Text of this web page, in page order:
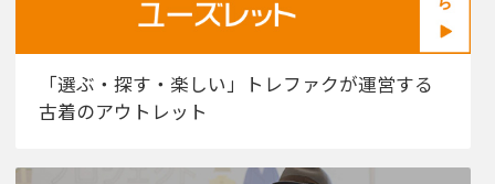
「選ぶ・探す・楽しい」トレファクが運営する
古着のアウトレット